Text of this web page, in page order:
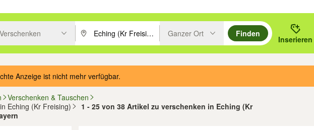
zu suchen, oder Vorschläge mit den Pfeiltasten nach oben/unten durchsuchen und mit
Verschenken PLZ oder Ort eingeben. Eingabetaste drücken um zu suchen, oder
Ganzer Ort
Finden
Inserieren
Anzeige ist nicht mehr verfügbar.
Verschenken & Tauschen
Eching (Kr Freising)
1 - 25 von 38 Artikel zu verschenken in Eching (Kr